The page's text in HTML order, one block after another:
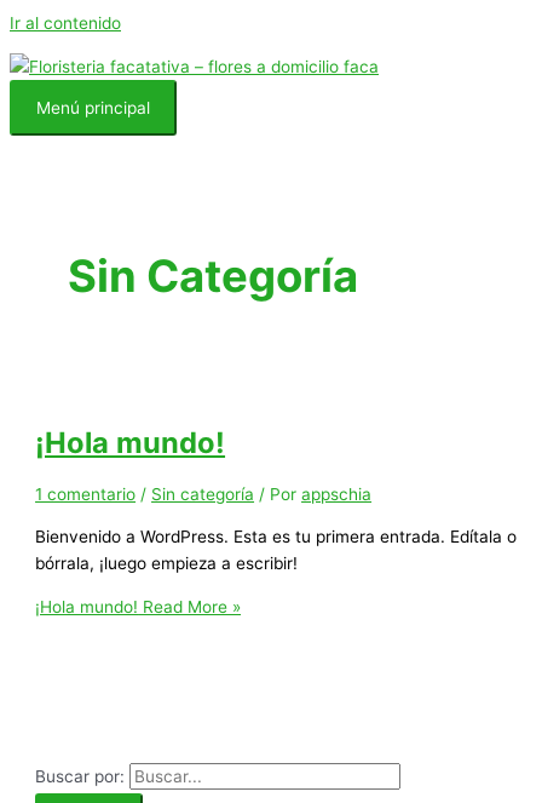
Ir al contenido
Menú principal
Sin Categoría
¡Hola mundo!
1 comentario / Sin categoría / Porappschia
Bienvenido a WordPress. Esta es tu primera entrada. Edítala o
bórrala, ¡luego empieza a escribir!
¡Hola mundo! Read More »
Buscar por: